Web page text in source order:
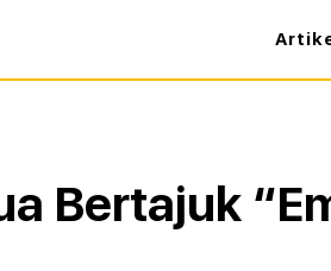
Bertajuk